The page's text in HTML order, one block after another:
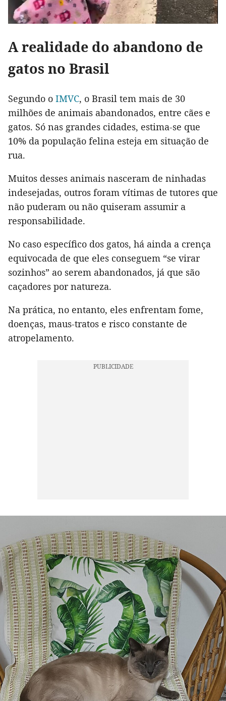
A realidade do abandono de
gatos no Brasil
Segundo o IMVC, o Brasil tem mais de 30
milhões de animais abandonados, entre cães e
gatos. Só nas grandes cidades, estima-se que
10% da população felina esteja em situação de
rua.
Muitos desses animais nasceram de ninhadas
indesejadas, outros foram vítimas de tutores que
não puderam ou não quiseram assumir a
responsabilidade.
No caso específico dos gatos, há ainda a crença
equivocada de que eles conseguem “se virar
sozinhos” ao serem abandonados, já que são
caçadores por natureza.
Na prática, no entanto, eles enfrentam fome,
doenças, maus-tratos e risco constante de
atropelamento.